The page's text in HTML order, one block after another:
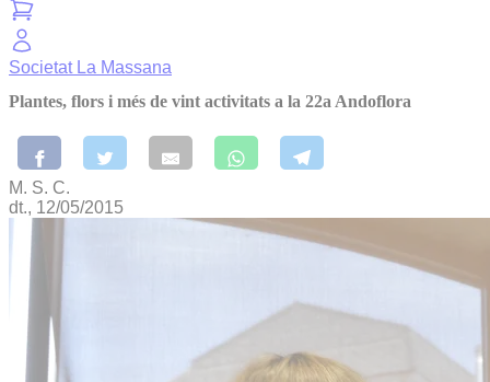
Societat La Massana
Plantes, flors i més de vint activitats a la 22a Andoflora
M. S. C.
dt., 12/05/2015